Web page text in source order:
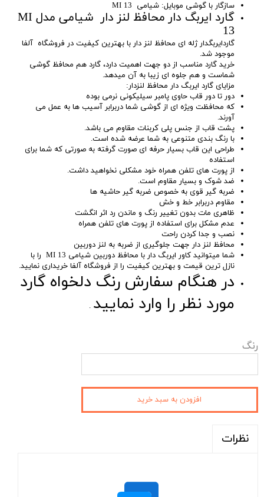
سازگار با گوشی موبایل: شیامی MI 13
گارد ایربگ دار محافظ لنز دار شیامی مدل MI
13
گاردایربگدار ژله ای محافظ لنز دار با بهترین کیفیت در فروشگاه آلفا
موجود شد.
خرید گارد مناسب از دو جهت اهمیت دارد، گارد هم محافظ گوشی
شماست و هم جلوه ای زیبا به آن میدهد.
مزایای گارد ایربگ دار محافظ لنزدار:
دور تا دور قاب حاوی پامبر سیلیکونی نرمی بوده
که محافظت ویژه ای از گوشی شما دربرابر آسیب ها به عمل می
آورند.
پشت قاب از جنس پلی کربنات مقاوم می باشد.
با رنگ بندی متنوعی به شما عرضه شده است.
طراحی این قاب بسیار حرفه ای صورت گرفته به صورتی که شما برای
استفاده
از پورت های تلفن همراه خود مشکلی نخواهید داشت.
ضد شوک و بسیار مقاوم است.
ضربه گیر قوی به خصوص ضربه گیر حاشیه ها
مقاوم دربرابر خط و خش
ظاهری مات بدون تغییر رنگ و ماندن رد اثر انگشت
عدم مشکل برای استفاده از پورت های تلفن همراه
نصب و جدا کردن راحت
محافظ لنز دار جهت جلوگیری از ضربه به لنز دوربین
شما میتوانید کاور ایربگ دار با محافظ دوربین شیامی MI 13 را با
نازل ترین قیمت و بهترین کیفیت را از فروشگاه آلفا خریداری نمایید.
در هنگام سفارش رنگ دلخواه گارد
مورد نظر را وارد نمایید .
رنگ
افزودن به سبد خرید
نظرات